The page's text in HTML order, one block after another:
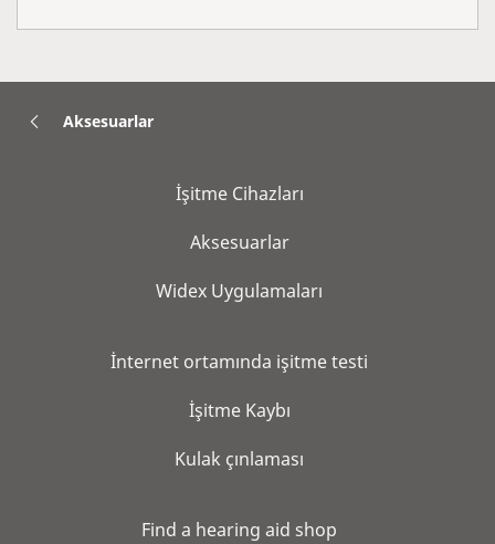
Aksesuarlar
İşitme Cihazları
Aksesuarlar
Widex Uygulamaları
İnternet ortamında işitme testi
İşitme Kaybı
Kulak çınlaması
Find a hearing aid shop